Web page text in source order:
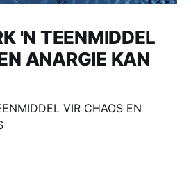
'N TEENMIDDEL
ANARGIE KAN
VIR CHAOS EN